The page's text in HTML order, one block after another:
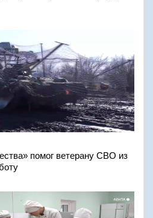
помог ветерану СВО из